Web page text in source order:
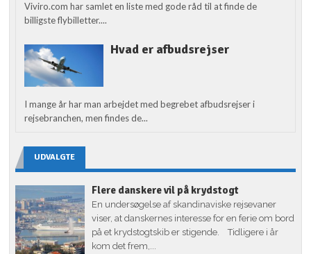
Viviro.com har samlet en liste med gode råd til at finde de
billigste flybilletter....
Hvad er afbudsrejser
I mange år har man arbejdet med begrebet afbudsrejser i
rejsebranchen, men findes de...
UDVALGTE
Flere danskere vil på krydstogt
En undersøgelse af skandinaviske rejsevaner
viser, at danskernes interesse for en ferie om bord
på et krydstogtskib er stigende. Tidligere i år
kom det frem,...